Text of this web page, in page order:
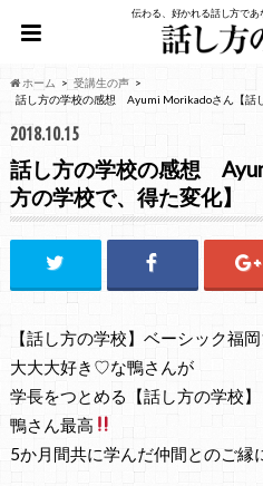
伝わる、好かれる話し方であ
ホーム
受講生の声
話し方の学校の感想 Ayumi Morikadoさん【話
2018.10.15
話し方の学校の感想
方の学校で、得た変化】
【話し方の学校】ベーシック福
大大大好き♡な鴨さんが
学長をつとめる【話し方の学校】
鴨さん最高
5か月間共に学んだ仲間とのご